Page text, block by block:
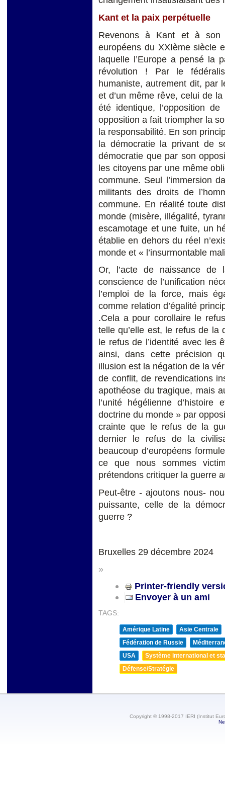
Kant et la paix perpétuelle
Revenons à Kant et à
européens du XXIème siècle
laquelle l’Europe a pensé la
révolution ! Par le
humaniste, autrement dit, par
et d’un même rêve, celui de
été identique, l’opposition
opposition a fait triompher la
la responsabilité. En son
la démocratie la privant de
démocratie que par son
les citoyens par une même
commune. Seul l’immersion
militants des droits de
commune. En réalité toute
monde (misère, illégalité,
escamotage et une fuite, un
établie en dehors du réel
monde et « l’insurmontable
Or, l’acte de naissance de
conscience de l’unification
l’emploi de la force, mais
comme relation d’égalité
.Cela a pour corollaire le
telle qu’elle est, le refus de la
le refus de l’identité avec les
ainsi, dans cette précision
illusion est la négation de la
de conflit, de revendications
apothéose du tragique, mais
l’unité hégélienne
doctrine du monde » par
crainte que le refus de la
dernier le refus de la
beaucoup d’européens
ce que nous sommes
prétendons critiquer la guerre
Peut-être - ajoutons nous-
puissante, celle de la
guerre ?
Bruxelles 29 décembre 2024
»
Printer-friendly
Envoyer à un ami
TAGS:
Amérique Latine
Asie Centrale
Fédération de Russie
USA
Système international et
Défense/Stratégie
Copyright © 1998-2017 IERI (Institut